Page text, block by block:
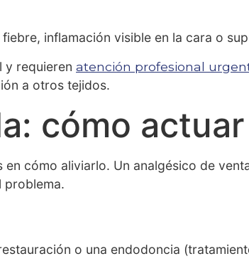
inflamación visible en la cara o
y requieren atención profesional
a otros tejidos.
cómo
cómo aliviarlo. Un analgésico de
problema.
o una endodoncia